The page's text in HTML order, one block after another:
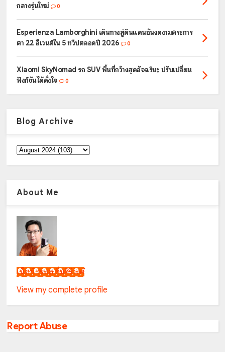
กลางรุ่นใหม่
0
Esperienza Lamborghini เดินทางสู่ดินแดนอันงดงามตระการ
ตา 22 อีเวนต์ใน 5 ทวีปตลอดปี 2026
0
Xiaomi SkyNomad รถ SUV พื้นที่กว้างสุดอัจฉริยะ ปรับเปลี่ยน
ฟังก์ชันได้ดั่งใจ
0
Blog Archive
About Me
เน็กซ์ วรพล ลิ่มศิริวงศ์
View my complete profile
Report Abuse